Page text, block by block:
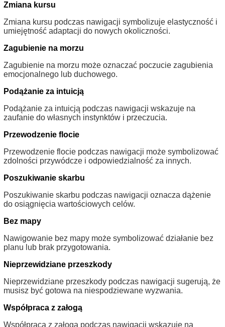
Zmiana kursu
Zmiana kursu podczas nawigacji symbolizuje elastyczność i
umiejętność adaptacji do nowych okoliczności.
Zagubienie na morzu
Zagubienie na morzu może oznaczać poczucie zagubienia
emocjonalnego lub duchowego.
Podążanie za intuicją
Podążanie za intuicją podczas nawigacji wskazuje na
zaufanie do własnych instynktów i przeczucia.
Przewodzenie flocie
Przewodzenie flocie podczas nawigacji może symbolizować
zdolności przywódcze i odpowiedzialność za innych.
Poszukiwanie skarbu
Poszukiwanie skarbu podczas nawigacji oznacza dążenie
do osiągnięcia wartościowych celów.
Bez mapy
Nawigowanie bez mapy może symbolizować działanie bez
planu lub brak przygotowania.
Nieprzewidziane przeszkody
Nieprzewidziane przeszkody podczas nawigacji sugerują, że
musisz być gotowa na niespodziewane wyzwania.
Współpraca z załogą
Współpraca z załogą podczas nawigacji wskazuje na